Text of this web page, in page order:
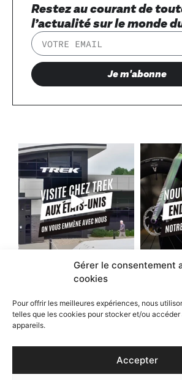
Gérer le consentement
cookies
Pour offrir les meilleures expériences, nous
telles que les cookies pour stocker et/ou
appareils.
Accepter
Restez au courant de
l’actualité sur le monde
Je m'abonne